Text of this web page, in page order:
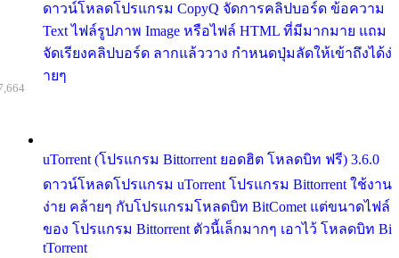
ดาวน์โหลดโปรแกรม CopyQ จัดการคลิปบอร์ด ข้อความ
Text ไฟล์รูปภาพ Image หรือไฟล์ HTML ที่มีมากมาย แถม
จัดเรียงคลิปบอร์ด ลากแล้ววาง กำหนดปุ่มลัดให้เข้าถึงได้ง่
ายๆ
uTorrent (โปรแกรม Bittorrent ยอดฮิต โหลดบิท ฟรี) 3.6.0
ดาวน์โหลดโปรแกรม uTorrent โปรแกรม Bittorrent ใช้งาน
ง่าย คล้ายๆ กับโปรแกรมโหลดบิท BitComet แต่ขนาดไฟล์
ของ โปรแกรม Bittorrent ตัวนี้เล็กมากๆ เอาไว้ โหลดบิท Bi
tTorrent